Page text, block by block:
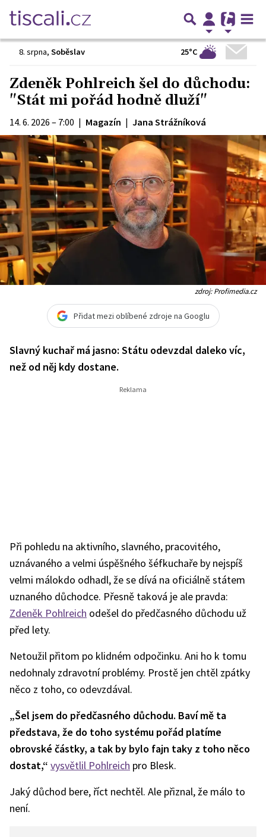
8. srpna, Soběslav 25°C
Zdeněk Pohlreich šel do důchodu:
"Stát mi pořád hodně dluží"
14. 6. 2026 – 7:00 | Magazín | Jana Strážníková
zdroj: Profimedia.cz
Přidat mezi oblíbené zdroje na Googlu
Slavný kuchař má jasno: Státu odevzdal daleko víc,
než od něj kdy dostane.
Při pohledu na aktivního, slavného, pracovitého,
uznávaného a velmi úspěšného šéfkuchaře by nejspíš
velmi málokdo odhadl, že se dívá na oficiálně státem
uznaného důchodce. Přesně taková je ale pravda:
Zdeněk Pohlreich odešel do předčasného důchodu už
před lety.
Netoužil přitom po klidném odpočinku. Ani ho k tomu
nedohnaly zdravotní problémy. Prostě jen chtěl zpátky
něco z toho, co odevzdával.
„Šel jsem do předčasného důchodu. Baví mě ta
představa, že do toho systému pořád platíme
obrovské částky, a tak by bylo fajn taky z toho něco
dostat,“ vysvětlil Pohlreich pro Blesk.
Jaký důchod bere, říct nechtěl. Ale přiznal, že málo to
není.